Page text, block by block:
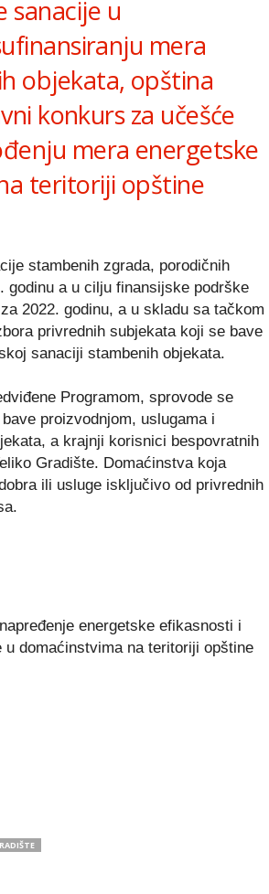
sanacije u
mera
objekata, opština
konkurs za učešće
mera energetske
teritoriji opštine
stambenih zgrada, porodičnih
godinu a u cilju finansijske podrške
2022. godinu, a u skladu sa tačkom
privrednih subjekata koji se bave
sanaciji stambenih objekata.
Programom, sprovode se
proizvodnjom, uslugama i
a krajnji korisnici bespovratnih
Gradište. Domaćinstva koja
ili usluge isključivo od privrednih
energetske efikasnosti i
domaćinstvima na teritoriji opštine